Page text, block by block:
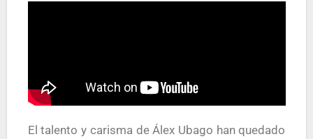
El talento y carisma de Álex Ubago han quedado